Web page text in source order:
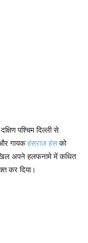
पश्चिम दिल्ली से
और गायकहंसराज हंसको
अपने हलफनामे में कथित
कर दिया।